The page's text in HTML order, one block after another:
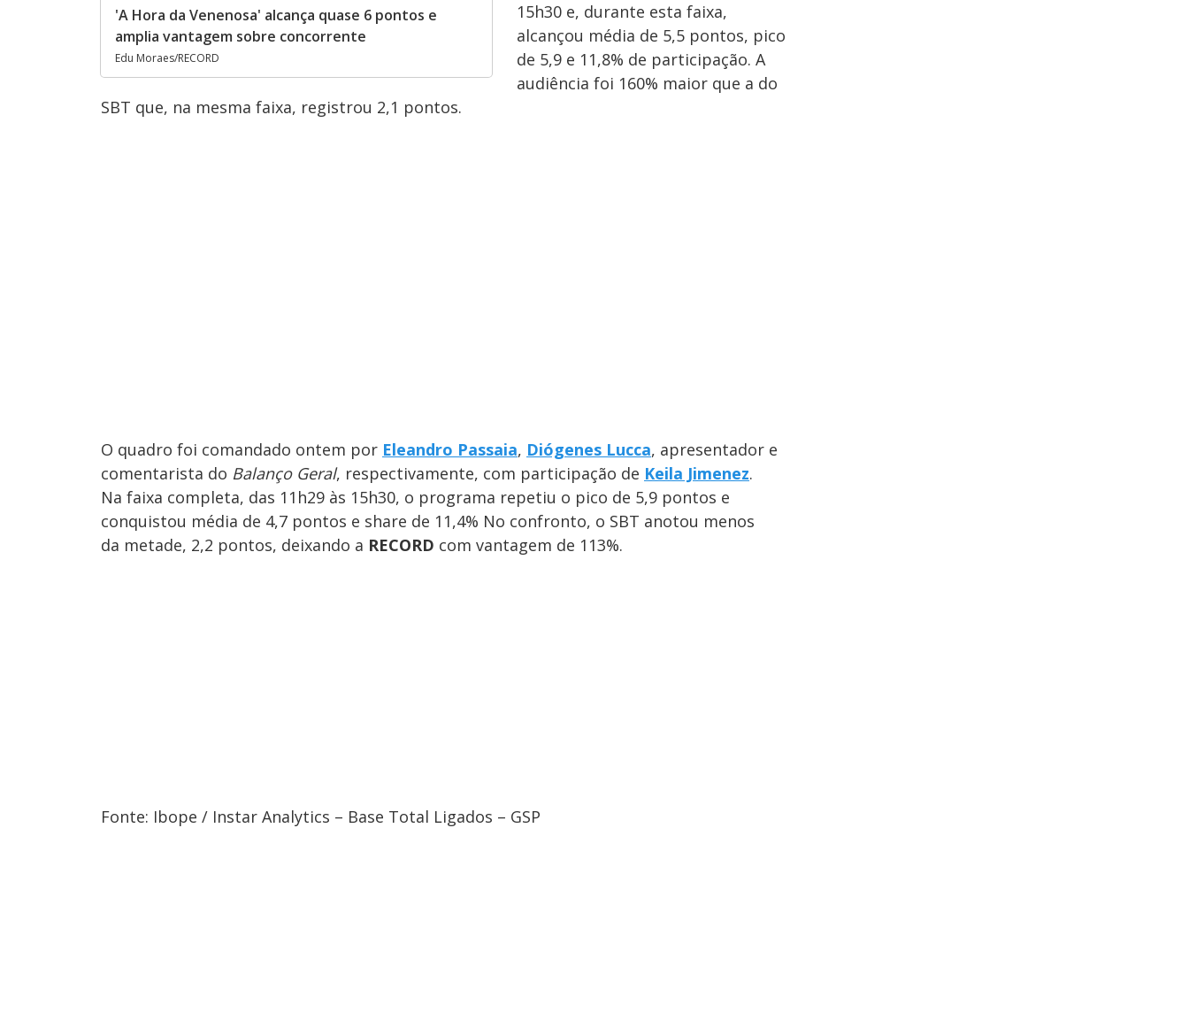
'A Hora da Venenosa' alcança quase 6 pontos e
amplia vantagem sobre concorrente
Edu Moraes/RECORD
15h30 e, durante esta faixa,
alcançou média de 5,5 pontos, pico
de 5,9 e 11,8% de participação. A
audiência foi 160% maior que a do
SBT que, na mesma faixa, registrou 2,1 pontos.
O quadro foi comandado ontem por Eleandro Passaia, Diógenes Lucca, apresentador e
comentarista do Balanço Geral, respectivamente, com participação de Keila Jimenez.
Na faixa completa, das 11h29 às 15h30, o programa repetiu o pico de 5,9 pontos e
conquistou média de 4,7 pontos e share de 11,4% No confronto, o SBT anotou menos
da metade, 2,2 pontos, deixando a RECORD com vantagem de 113%.
Fonte: Ibope / Instar Analytics – Base Total Ligados – GSP